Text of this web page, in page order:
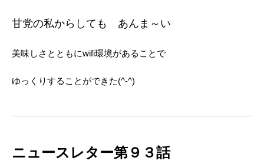
甘党の私からしても あんま～い
美味しさとともにwifi環境があることで
ゆっくりすることができた(^-^)
ニュースレター第９３話